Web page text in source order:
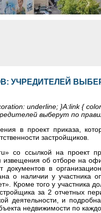
УЧРЕДИТЕЛЕЙ
underline; }A:link {
выберут по
в проект приказа,
застройщиков.
со ссылкой на проект
об отборе на
в
о наличии у участника
Кроме того у участника
за 2 отчетных
деятельности, и
недвижимости по